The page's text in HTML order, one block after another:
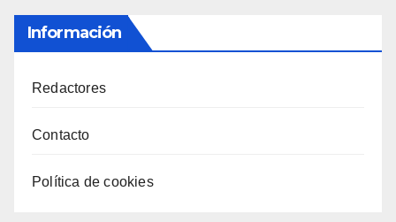
Información
Redactores
Contacto
Política de cookies